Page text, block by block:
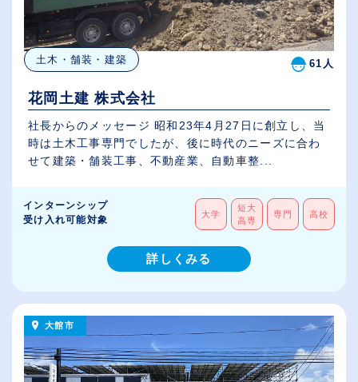
土木・舗装・建築 61人
花岡土建 株式会社
社長からのメッセージ 昭和23年4月27日に創立し、当
時は土木工事専門でしたが、後に時代のニーズに合わ
せて建築・舗装工事、不動産業、自動車整...
インターンシップ
受け入れ可能対象
大学
短大
高専
専門 高校
詳しくみる
大館市